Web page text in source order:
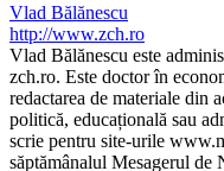
Vlad Bălănescu
http://www.zch.ro
Vlad Bălănescu este
zch.ro. Este doctor în
redactarea de materiale din
politică, educațională sau
scrie pentru site-urile
săptămânalul Mesagerul de